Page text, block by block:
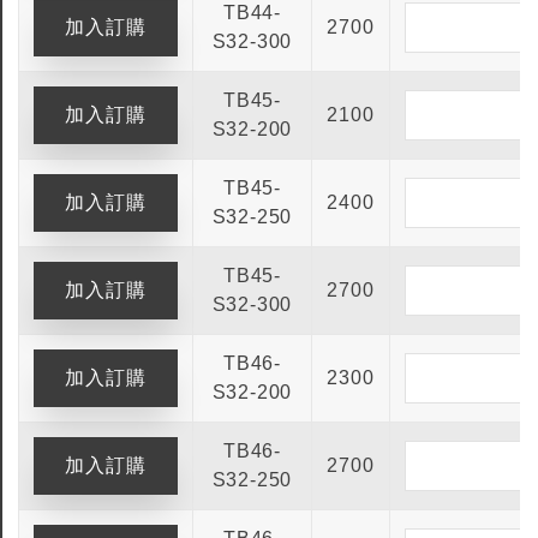
TB44-
S32-300
2700
TB45-
S32-200
2100
TB45-
S32-250
2400
TB45-
S32-300
2700
TB46-
S32-200
2300
TB46-
S32-250
2700